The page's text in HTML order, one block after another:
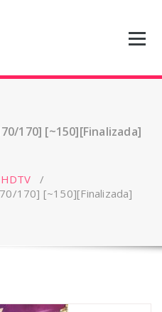
170] [~150][Finalizada]
HDTV /
170] [~150][Finalizada]